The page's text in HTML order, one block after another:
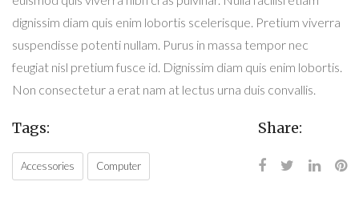
dignissim diam quis enim lobortis scelerisque. Pretium viverra
suspendisse potenti nullam. Purus in massa tempor nec
feugiat nisl pretium fusce id. Dignissim diam quis enim lobortis.
Non consectetur a erat nam at lectus urna duis convallis.
Tags:
Accessories Computer
Share: